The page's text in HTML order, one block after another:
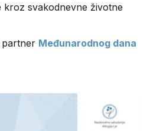
svakodnevne životne
partner Međunarodnog dana